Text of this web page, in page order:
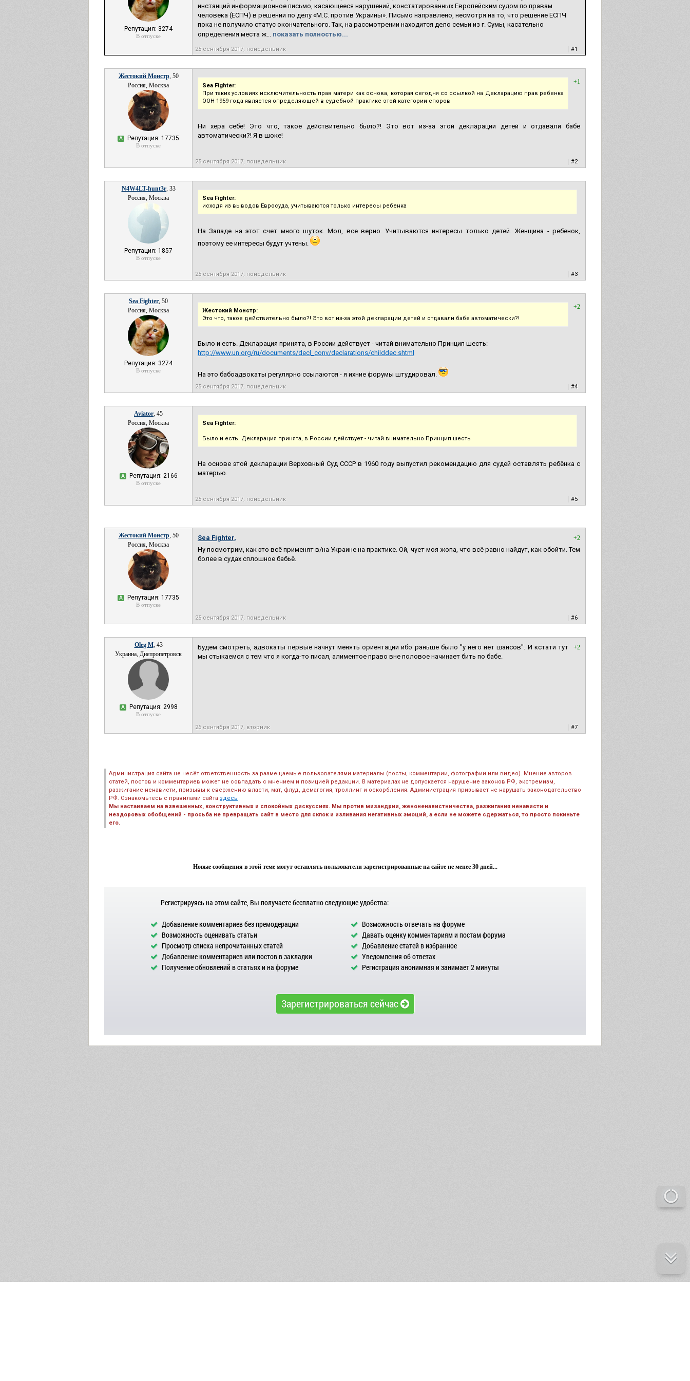
Репутация: 3274
В отпуске
инстанций информационное письмо, касающееся нарушений, констатированных Европейским судом по правам
человека (ЕСПЧ) в решении по делу «М.С. против Украины». Письмо направлено, несмотря на то, что решение ЕСПЧ
пока не получило статус окончательного. Так, на рассмотрении находится дело семьи из г. Сумы, касательно
определения места ж... показать полностью...
25 сентября 2017, понедельник #1
Жестокий Монстр, 50
Россия, Москва
А Репутация: 17735
В отпуске
+1
Sea Fighter:
При таких условиях исключительность прав матери как основа, которая сегодня со ссылкой на Декларацию прав ребенка
ООН 1959 года является определяющей в судебной практике этой категории споров
Ни хера себе! Это что, такое действительно было?! Это вот из-за этой декларации детей и отдавали бабе
автоматически?! Я в шоке!
25 сентября 2017, понедельник #2
N4W4LT-hunt3r, 33
Россия, Москва
Репутация: 1857
В отпуске
Sea Fighter:
исходя из выводов Евросуда, учитываются только интересы ребенка
На Западе на этот счет много шуток. Мол, все верно. Учитываются интересы только детей. Женщина - ребенок,
поэтому ее интересы будут учтены.
25 сентября 2017, понедельник #3
Sea Fighter, 50
Россия, Москва
Репутация: 3274
В отпуске
+2
Жестокий Монстр:
Это что, такое действительно было?! Это вот из-за этой декларации детей и отдавали бабе автоматически?!
Было и есть. Декларация принята, в России действует - читай внимательно Принцип шесть:
http://www.un.org/ru/documents/decl_conv/declarations/childdec.shtml
На это бабоадвокаты регулярно ссылаются - я ихние форумы штудировал.
25 сентября 2017, понедельник #4
Aviator, 45
Россия, Москва
А Репутация: 2166
В отпуске
Sea Fighter:
Было и есть. Декларация принята, в России действует - читай внимательно Принцип шесть
На основе этой декларации Верховный Суд СССР в 1960 году выпустил рекомендацию для судей оставлять ребёнка с
матерью.
25 сентября 2017, понедельник #5
Жестокий Монстр, 50
Россия, Москва
А Репутация: 17735
В отпуске
+2
Sea Fighter,
Ну посмотрим, как это всё применят в/на Украине на практике. Ой, чует моя жопа, что всё равно найдут, как обойти. Тем
более в судах сплошное бабьё.
25 сентября 2017, понедельник #6
Oleg M, 43
Украина, Днепропетровск
А Репутация: 2998
В отпуске
+2
Будем смотреть, адвокаты первые начнут менять ориентации ибо раньше было ''у него нет шансов''. И кстати тут
мы стыкаемся с тем что я когда-то писал, алиментое право вне половое начинает бить по бабе.
26 сентября 2017, вторник #7
Администрация сайта не несёт ответственность за размещаемые пользователями материалы (посты, комментарии, фотографии или видео). Мнение авторов
статей, постов и комментариев может не совпадать с мнением и позицией редакции. В материалах не допускается нарушение законов РФ, экстремизм,
разжигание ненависти, призывы к свержению власти, мат, флуд, демагогия, троллинг и оскорбления. Администрация призывает не нарушать законодательство
РФ. Ознакомьтесь с правилами сайта здесь
Мы настаиваем на взвешенных, конструктивных и спокойных дискуссиях. Мы против мизандрии, женоненавистничества, разжигания ненависти и
нездоровых обобщений - просьба не превращать сайт в место для склок и изливания негативных эмоций, а если не можете сдержаться, то просто покиньте
его.
Новые сообщения в этой теме могут оставлять пользователи зарегистрированные на сайте не менее 30 дней...
Регистрируясь на этом сайте, Вы получаете бесплатно следующие удобства:
Добавление комментариев без премодерации
Возможность отвечать на форуме
Возможность оценивать статьи
Давать оценку комментариям и постам форума
Просмотр списка непрочитанных статей
Добавление статей в избранное
Добавление комментариев или постов в закладки
Уведомления об ответах
Получение обновлений в статьях и на форуме
Регистрация анонимная и занимает 2 минуты
Зарегистрироваться сейчас